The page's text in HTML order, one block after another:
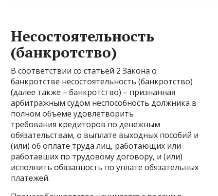
Несостоятельность
(банкротство)
В соответствии со статьей 2 Закона о
банкротстве несостоятельность (банкротство)
(далее также – банкротство) – признанная
арбитражным судом неспособность должника в
полном объеме удовлетворить
требования кредиторов по денежным
обязательствам, о выплате выходных пособий и
(или) об оплате труда лиц, работающих или
работавших по трудовому договору, и (или)
исполнить обязанность по уплате обязательных
платежей.